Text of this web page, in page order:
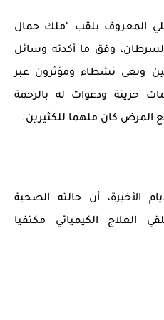
المعروف بلقب "ملك جمال
وفق ما أكدته وسائل
ونعى نشطاء ومؤثرون عبر
حزينة ودعوات له بالرحمة
المرض كان ملهما للكثيرين.
الأخيرة، أن حالته الصحية
العلاج الكيميائي مكتفيا